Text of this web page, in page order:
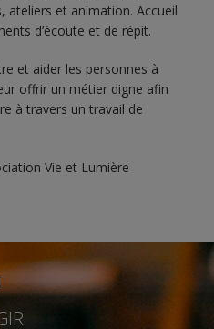
ateliers et animation. Accueil
d’écoute et de répit.
et aider les personnes à
offrir un métier digne afin
à travers un travail de
Vie et Lumière